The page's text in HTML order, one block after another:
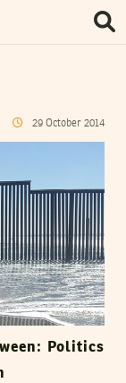
29 October 2014
Politics